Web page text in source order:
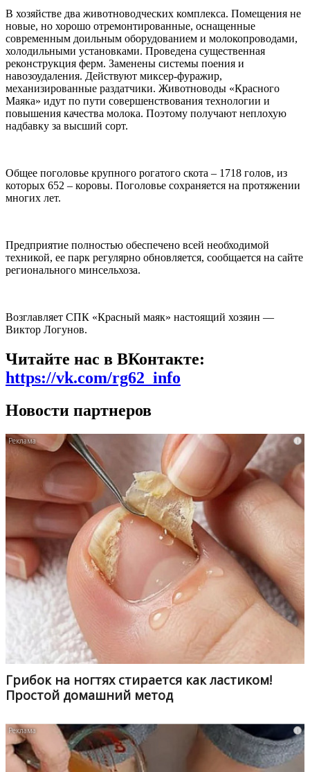
В хозяйстве два животноводческих комплекса. Помещения не
новые, но хорошо отремонтированные, оснащенные
современным доильным оборудованием и молокопроводами,
холодильными установками. Проведена существенная
реконструкция ферм. Заменены системы поения и
навозоудаления. Действуют миксер-фуражир,
механизированные раздатчики. Животноводы «Красного
Маяка» идут по пути совершенствования технологии и
повышения качества молока. Поэтому получают неплохую
надбавку за высший сорт.
Общее поголовье крупного рогатого скота – 1718 голов, из
которых 652 – коровы. Поголовье сохраняется на протяжении
многих лет.
Предприятие полностью обеспечено всей необходимой
техникой, ее парк регулярно обновляется, сообщается на сайте
регионального минсельхоза.
Возглавляет СПК «Красный маяк» настоящий хозяин —
Виктор Логунов.
Читайте нас в ВКонтакте:
https://vk.com/rg62_info
Новости партнеров
i
Грибок на ногтях стирается как ластиком!
Простой домашний метод
i